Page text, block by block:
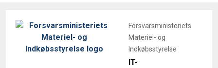
Forsvarsministeriets
Materiel- og
Indkøbsstyrelse
IT-